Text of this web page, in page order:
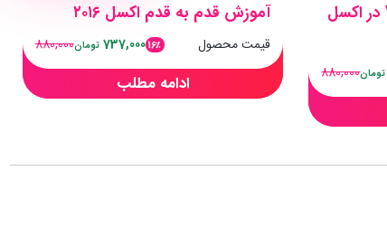
آموزش برنامه نویسی VBA در اکسل
تومان880,000
آموزش قدم به قدم اکسل ۲۰۱۶
قیمت محصول 16٪ 737,000 تومان880,000
ادامه مطلب